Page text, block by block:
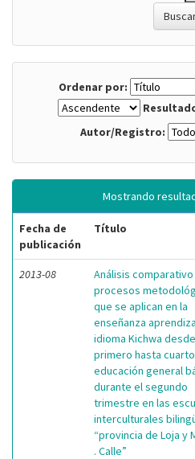
Ordenar por:
Autor/Registro:
Mostrando
Fecha de
publicación
Título
2013-08
Análisis
procesos
que se aplican en la
enseñanza
idioma Kichwa desde
primero hasta
educación general
durante el segundo
trimestre en las
interculturales
“provincia de Loja y
. Calle”